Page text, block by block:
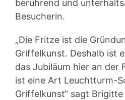
berührend und
Besucherin.
„Die Fritze ist die
Griffelkunst. Deshalb ist
das Jubiläum hier an der
ist eine Art Leuchtturm-
Griffelkunst“ sagt Brigitte